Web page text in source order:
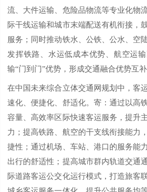
流、大件运输、危险品物流等专业化物
际干线运输和城市末端配送有机衔接，
服务；同时推动铁水、公铁、公水、空
发挥铁路、水运低成本优势、航空运
输“门到门”优势，形成交通融合优势互
在中国未来综合立体交通网规划中，客
速化、便捷化、舒适化。寄：通过以高
容量、高效率区际快速客运服务，提升
力；提高铁路、航空的干支线衔接能力
捷性；通过机场、车站、港口的服务能
出行的舒适性；提高城市群内轨道交通
际道路客运公交化运行模式，打造旅客